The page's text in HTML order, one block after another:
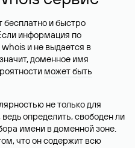
бесплатно и быстро
информация по
и не выдается в
доменное имя
может быть
не только для
определить, свободен ли
имени в доменной зоне.
что он содержит всю